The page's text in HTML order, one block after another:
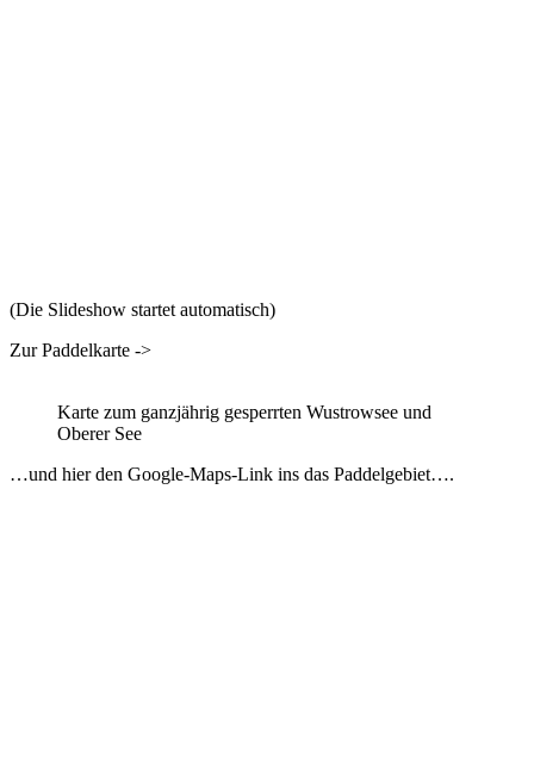
(Die Slideshow startet automatisch)
Zur Paddelkarte ->
Karte zum ganzjährig gesperrten Wustrowsee und
Oberer See
…und hier den Google-Maps-Link ins das Paddelgebiet….